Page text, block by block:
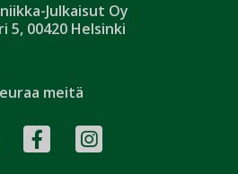
Julkaisut Oy
5, 00420 Helsinki
meitä